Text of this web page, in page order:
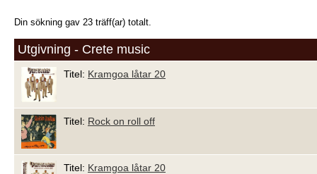
Din sökning gav 23 träff(ar) totalt.
Utgivning - Crete music
Titel: Kramgoa låtar 20
Titel: Rock on roll off
Titel: Kramgoa låtar 20